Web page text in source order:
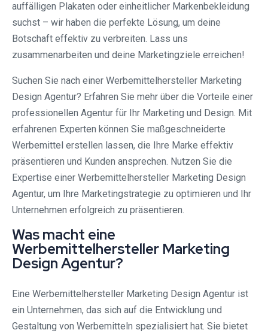
auffälligen Plakaten oder einheitlicher Markenbekleidung
suchst – wir haben die perfekte Lösung, um deine
Botschaft effektiv zu verbreiten. Lass uns
zusammenarbeiten und deine Marketingziele erreichen!
Suchen Sie nach einer Werbemittelhersteller Marketing
Design Agentur? Erfahren Sie mehr über die Vorteile einer
professionellen Agentur für Ihr Marketing und Design. Mit
erfahrenen Experten können Sie maßgeschneiderte
Werbemittel erstellen lassen, die Ihre Marke effektiv
präsentieren und Kunden ansprechen. Nutzen Sie die
Expertise einer Werbemittelhersteller Marketing Design
Agentur, um Ihre Marketingstrategie zu optimieren und Ihr
Unternehmen erfolgreich zu präsentieren.
Was macht eine
Werbemittelhersteller Marketing
Design Agentur?
Eine Werbemittelhersteller Marketing Design Agentur ist
ein Unternehmen, das sich auf die Entwicklung und
Gestaltung von Werbemitteln spezialisiert hat. Sie bietet